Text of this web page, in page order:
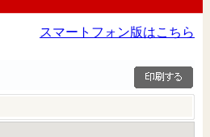
スマートフォン版はこちら